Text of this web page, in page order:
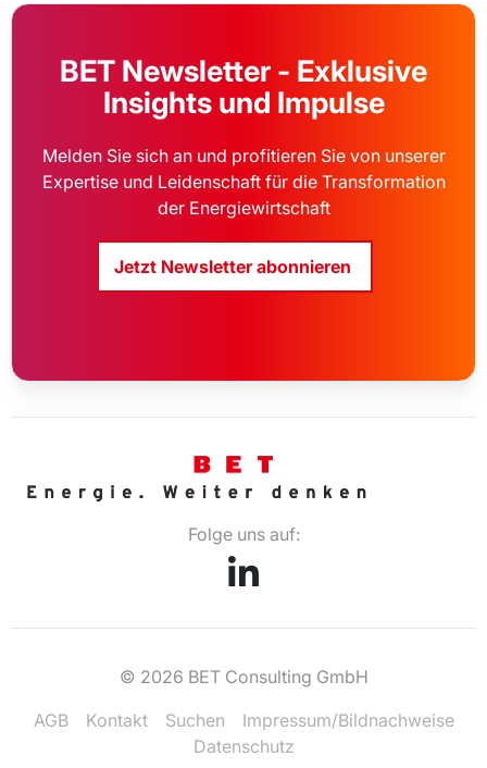
BET Newsletter - Exklusive
Insights und Impulse
Melden Sie sich an und profitieren Sie von unserer
Expertise und Leidenschaft für die Transformation
der Energiewirtschaft
Jetzt Newsletter abonnieren
Folge uns auf:
© 2026 BET Consulting GmbH
AGB
Kontakt Suchen
Impressum/Bildnachweise
Datenschutz